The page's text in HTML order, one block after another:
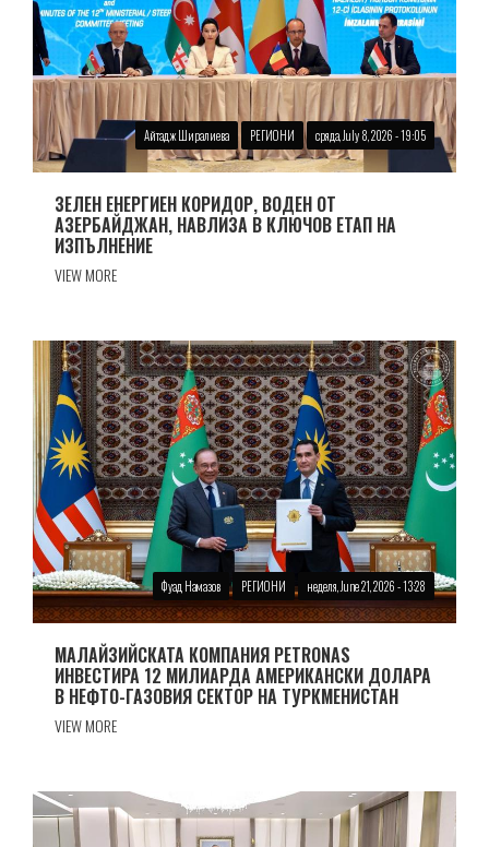
Айтадж Ширалиева РЕГИОНИ сряда, July 8, 2026 - 19:05
ЗЕЛЕН ЕНЕРГИЕН КОРИДОР, ВОДЕН ОТ
АЗЕРБАЙДЖАН, НАВЛИЗА В КЛЮЧОВ ЕТАП НА
ИЗПЪЛНЕНИЕ
VIEW MORE
Фуад Намазов РЕГИОНИ неделя, June 21, 2026 - 13:28
МАЛАЙЗИЙСКАТА КОМПАНИЯ PETRONAS
ИНВЕСТИРА 12 МИЛИАРДА АМЕРИКАНСКИ ДОЛАРА
В НЕФТО-ГАЗОВИЯ СЕКТОР НА ТУРКМЕНИСТАН
VIEW MORE